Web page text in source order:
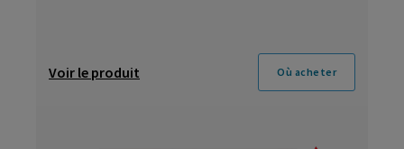
Voir le produit Où acheter